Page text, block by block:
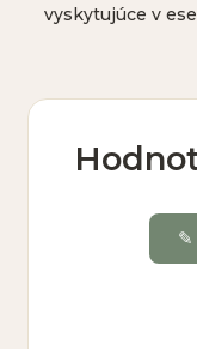
vyskytujúce v
✎